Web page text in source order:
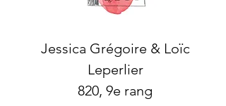
Jessica Grégoire & Loïc
Leperlier
820, 9e rang